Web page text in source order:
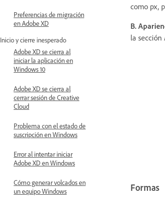
Preferencias de migración
en Adobe XD
Inicio y cierre inesperado
Adobe XD se cierra al
iniciar la aplicación en
Windows 10
Adobe XD se cierra al
cerrar sesión de Creative
Cloud
Problema con el estado de
suscripción en Windows
Error al intentar iniciar
Adobe XD en Windows
Cómo generar volcados en
un equipo Windows
como px,
B.
la sección
Formas